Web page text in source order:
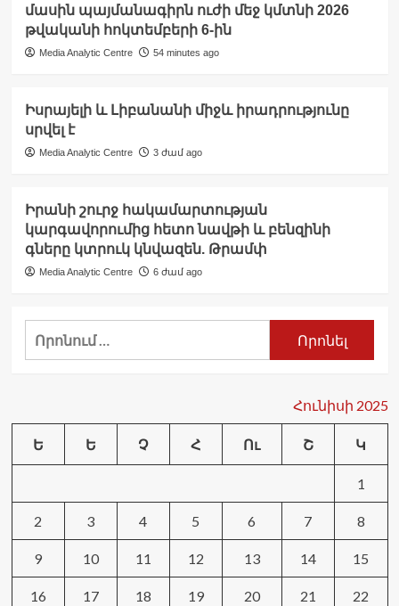
մասին պայմանագիրն ուժի մեջ կմտնի 2026
թվականի հոկտեմբերի 6-ին
Media Analytic Centre 54 minutes ago
Իսրայելի և Լիբանանի միջև իրադրությունը
սրվել է
Media Analytic Centre 3 ժամ ago
Իրանի շուրջ հակամարտության
կարգավորումից հետո նավթի և բենզինի
գները կտրուկ կնվազեն. Թրամփ
Media Analytic Centre 6 ժամ ago
Որոնել՝
Հունիսի 2025
Ե Ե Չ Հ Ու Շ Կ
1
2 3 4 5 6 7 8
9 10 11 12 13 14 15
16 17 18 19 20 21 22